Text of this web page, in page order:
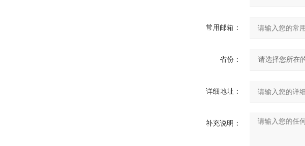
常用邮箱：
省份：
详细地址：
补充说明：